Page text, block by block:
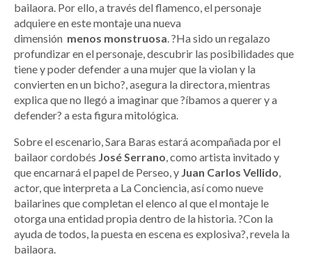
bailaora. Por ello, a través del flamenco, el personaje
adquiere en este montaje una nueva
dimensión menos monstruosa. ?Ha sido un regalazo
profundizar en el personaje, descubrir las posibilidades que
tiene y poder defender a una mujer que la violan y la
convierten en un bicho?, asegura la directora, mientras
explica que no llegó a imaginar que ?íbamos a querer y a
defender? a esta figura mitológica.
Sobre el escenario, Sara Baras estará acompañada por el
bailaor cordobés JoséSerrano, como artista invitado y
que encarnará el papel de Perseo, y Juan Carlos Vellido,
actor, que interpreta a La Conciencia, así como nueve
bailarines que completan el elenco al que el montaje le
otorga una entidad propia dentro de la historia. ?Con la
ayuda de todos, la puesta en escena es explosiva?, revela la
bailaora.